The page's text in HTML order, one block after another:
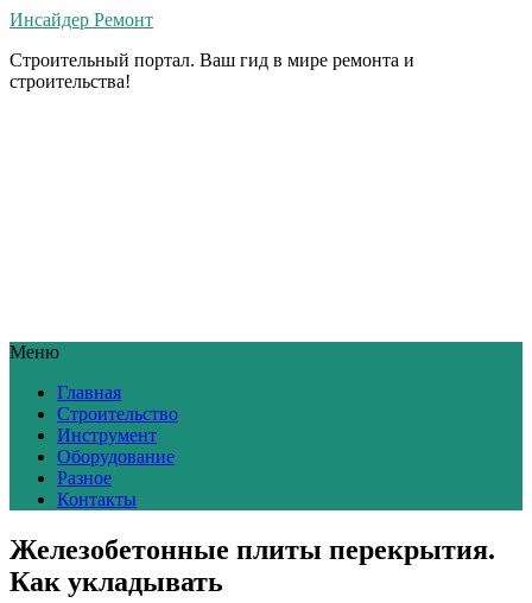
Инсайдер Ремонт
Строительный портал. Ваш гид в мире ремонта и
строительства!
Меню
Главная
Строительство
Инструмент
Оборудование
Разное
Контакты
Железобетонные плиты перекрытия.
Как укладывать